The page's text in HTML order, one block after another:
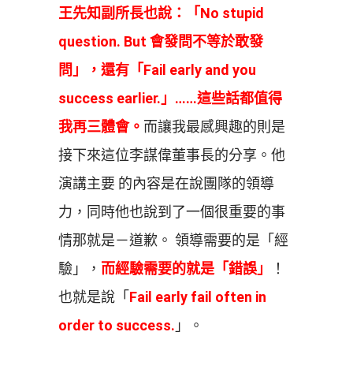
王先知副所長也說：「No stupid
question. But 會發問不等於敢發
問」，還有「Fail early and you
success earlier.」……這些話都值得
我再三體會。 而讓我最感興趣的則是
接下來這位李謀偉董事長的分享。他
演講主要 的內容是在說團隊的領導
力，同時他也說到了一個很重要的事
情那就是－道歉。 領導需要的是「經
驗」， 而經驗需要的就是「錯誤」
！
也就是說「 Fail early fail often in
order to success. 」。